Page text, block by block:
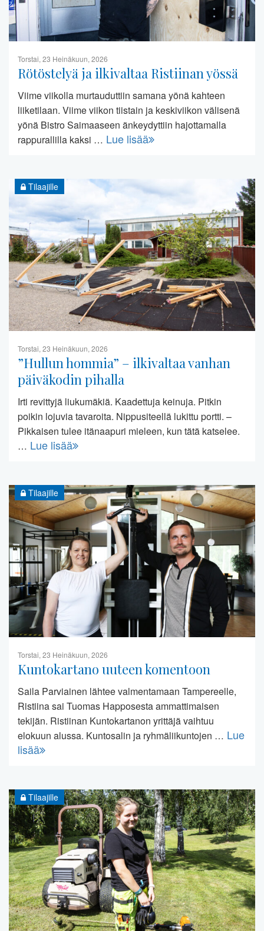
Torstai, 23 Heinäkuun, 2026
Rötöstelyä ja ilkivaltaa Ristiinan yössä
Viime viikolla murtauduttiin samana yönä kahteen
liiketilaan. Viime viikon tiistain ja keskiviikon välisenä
yönä Bistro Saimaaseen änkeydyttiin hajottamalla
rappurallilla kaksi … Lue lisää
Tilaajille
Torstai, 23 Heinäkuun, 2026
”Hullun hommia” – ilkivaltaa vanhan
päiväkodin pihalla
Irti revittyjä liukumäkiä. Kaadettuja keinuja. Pitkin
poikin lojuvia tavaroita. Nippusiteellä lukittu portti. –
Pikkaisen tulee itänaapuri mieleen, kun tätä katselee.
… Lue lisää
Tilaajille
Torstai, 23 Heinäkuun, 2026
Kuntokartano uuteen komentoon
Saila Parviainen lähtee valmentamaan Tampereelle,
Ristiina sai Tuomas Happosesta ammattimaisen
tekijän. Ristiinan Kuntokartanon yrittäjä vaihtuu
elokuun alussa. Kuntosalin ja ryhmäliikuntojen … Lue
lisää
Tilaajille